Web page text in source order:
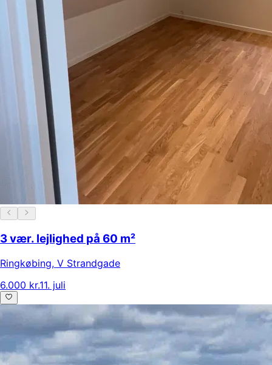
3 vær. lejlighed på 60 m²
Ringkøbing, V Strandgade
6.000 kr.11. juli